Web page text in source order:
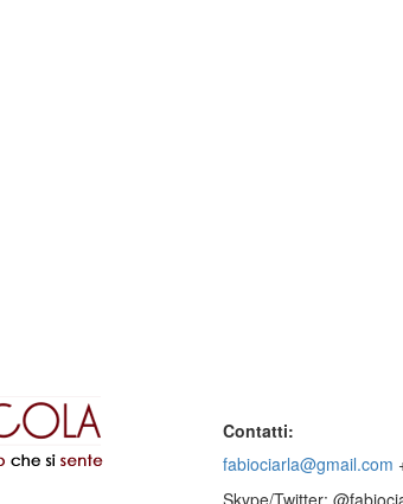
Contatti:
fabiociarla@gmail.com
Skype/Twitter: